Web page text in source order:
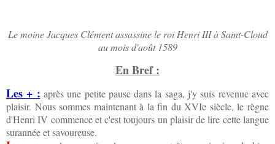
Le moine Jacques Clément assassine le roi Henri III à Saint-Cloud
au mois d'août 1589
En Bref :
Les + : après une petite pause dans la saga, j'y suis revenue avec
plaisir. Nous sommes maintenant à la fin du XVIe siècle, le règne
d'Henri IV commence et c'est toujours un plaisir de lire cette langue
surannée et savoureuse.